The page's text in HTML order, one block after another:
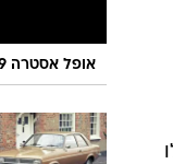
אופל אסטרה 2009